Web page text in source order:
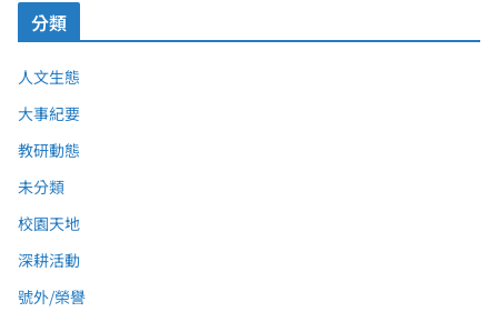
分類
人文生態
大事紀要
教研動態
未分類
校園天地
深耕活動
號外/榮譽